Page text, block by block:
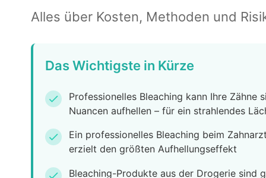
Alles über Kosten, Methoden und
Das Wichtigste in Kürze
check
Professionelles Bleaching kann Ihre Zähne
Nuancen aufhellen – für ein strahlendes
check
Ein professionelles Bleaching beim
erzielt den größten Aufhellungseffekt
check
Bleaching-Produkte aus der Drogerie sind